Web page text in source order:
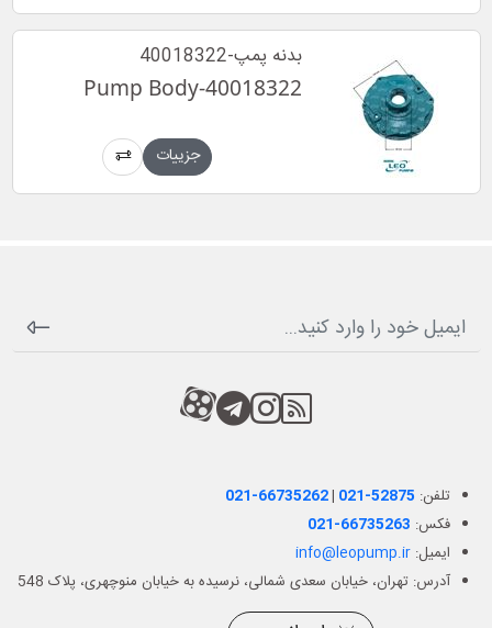
بدنه پمپ-40018322
Pump Body-40018322
جزییات
RSS
کانال آپارات
کانال تلگرام
کانال آپارات
تلفن: 021-66735262| 021-52875
فکس: 021-66735263
ایمیل:info@leopump.ir
آدرس: تهران، خیابان سعدی شمالی، نرسیده به خیابان منوچهری، پلاک 548